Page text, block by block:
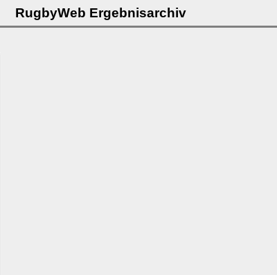
RugbyWeb Ergebnisarchiv